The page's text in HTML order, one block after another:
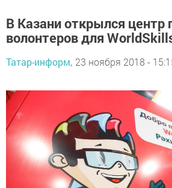
В Казани открылся центр
волонтеров для
Татар-информ, 23 ноября 2018 -